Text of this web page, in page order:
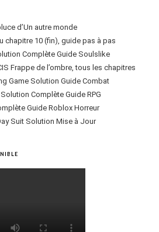
d’Un autre monde
chapitre 10 (fin), guide pas à pas
Complète Guide Soulslike
Frappe de l’ombre, tous les chapitres
Game Solution Guide Combat
Complète Guide RPG
Guide Roblox Horreur
Suit Solution Mise à Jour